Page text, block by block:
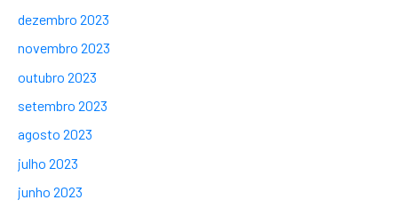
dezembro 2023
novembro 2023
outubro 2023
setembro 2023
agosto 2023
julho 2023
junho 2023